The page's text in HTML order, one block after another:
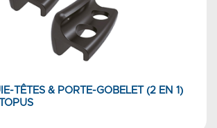
TÊTES & PORTE-GOBELET (2 EN 1)